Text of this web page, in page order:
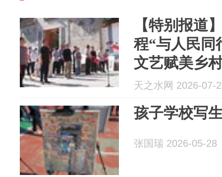
【特别报道
程“与人民
文艺赋美乡
作品乡村巡
举行
天之水网 2026-07-
孩子学校写
张国瑞 2026-05-28